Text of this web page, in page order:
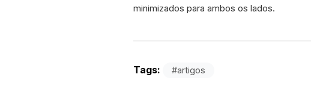
minimizados para ambos os lados.
Tags: #artigos